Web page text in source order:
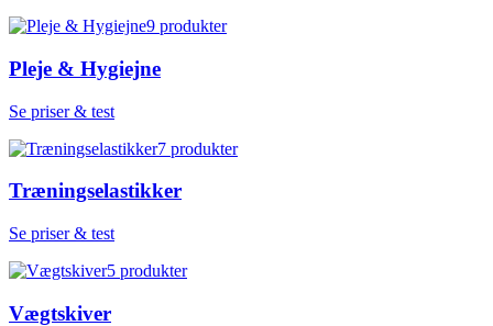
9 produkter
Pleje & Hygiejne
Se priser & test
7 produkter
Træningselastikker
Se priser & test
5 produkter
Vægtskiver